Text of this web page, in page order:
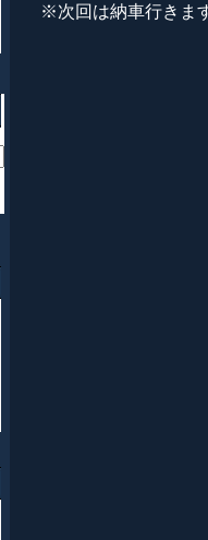
※次回は納車行きま